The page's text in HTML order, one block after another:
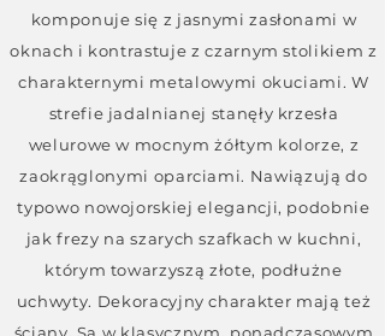
komponuje się z jasnymi zasłonami w
oknach i kontrastuje z czarnym stolikiem z
charakternymi metalowymi okuciami. W
strefie jadalnianej stanęły krzesła
welurowe w mocnym żółtym kolorze, z
zaokrąglonymi oparciami. Nawiązują do
typowo nowojorskiej elegancji, podobnie
jak frezy na szarych szafkach w kuchni,
którym towarzyszą złote, podłużne
uchwyty. Dekoracyjny charakter mają też